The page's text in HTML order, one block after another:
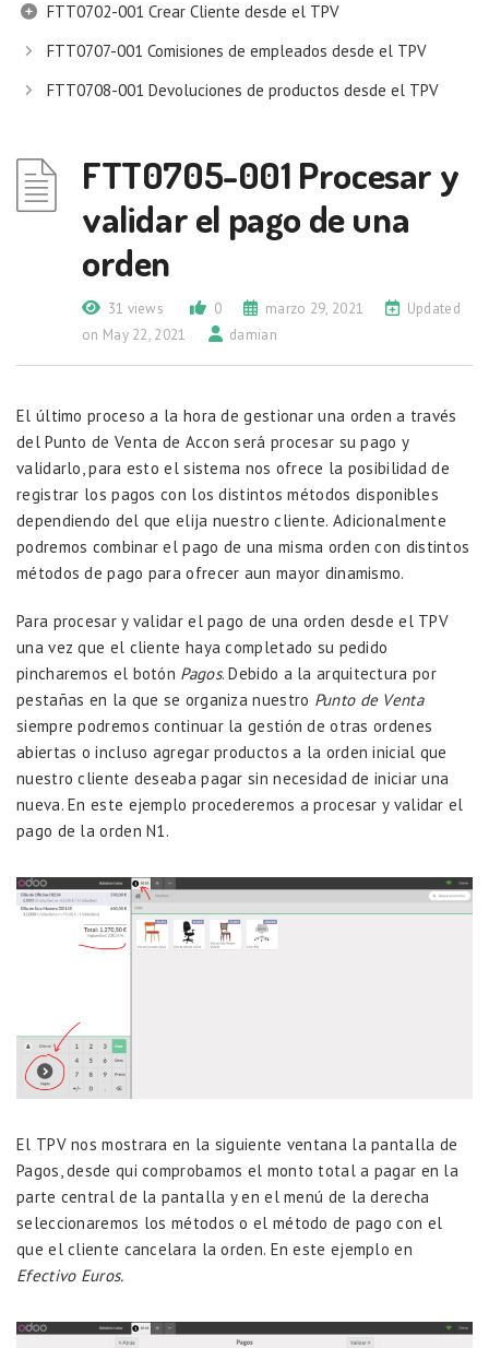
FTT0702-001 Crear Cliente desde el TPV
FTT0707-001 Comisiones de empleados desde el TPV
FTT0708-001 Devoluciones de productos desde el TPV
FTT0705-001 Procesar y
validar el pago de una
orden
31 views 0 marzo 29, 2021
Updated
on May 22, 2021
damian
El último proceso a la hora de gestionar una orden a través
del Punto de Venta de Accon será procesar su pago y
validarlo, para esto el sistema nos ofrece la posibilidad de
registrar los pagos con los distintos métodos disponibles
dependiendo del que elija nuestro cliente. Adicionalmente
podremos combinar el pago de una misma orden con distintos
métodos de pago para ofrecer aun mayor dinamismo.
Para procesar y validar el pago de una orden desde el TPV
una vez que el cliente haya completado su pedido
pincharemos el botón Pagos. Debido a la arquitectura por
pestañas en la que se organiza nuestro Punto de Venta
siempre podremos continuar la gestión de otras ordenes
abiertas o incluso agregar productos a la orden inicial que
nuestro cliente deseaba pagar sin necesidad de iniciar una
nueva. En este ejemplo procederemos a procesar y validar el
pago de la orden N1.
El TPV nos mostrara en la siguiente ventana la pantalla de
Pagos, desde qui comprobamos el monto total a pagar en la
parte central de la pantalla y en el menú de la derecha
seleccionaremos los métodos o el método de pago con el
que el cliente cancelara la orden. En este ejemplo en
Efectivo Euros.